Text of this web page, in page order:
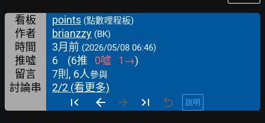
看板 points (點數哩程板)
作者 brianzzy (BK)
時間 3月前 (2026/05/08 06:46)
推噓 6 (6推 0噓 1 →)
留言
7則, 6人參與
討論串 2/2 (看更多)
說明